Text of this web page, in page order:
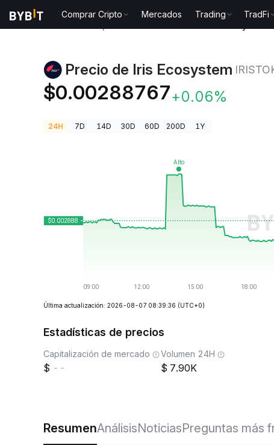
Comprar Cripto Mercados Trading TradFi
Precio de Iris Ecosystem
$0.00288767+0.06%
24H 7D 14D 30D 60D 200D 1Y
Última actualización: 2026-08-07 08:39:36 (UTC+0)
Estadísticas de precios
Capitalización de mercado
--
Volumen 24H
7.90K
ResumenAnálisisNoticiasPreguntas más